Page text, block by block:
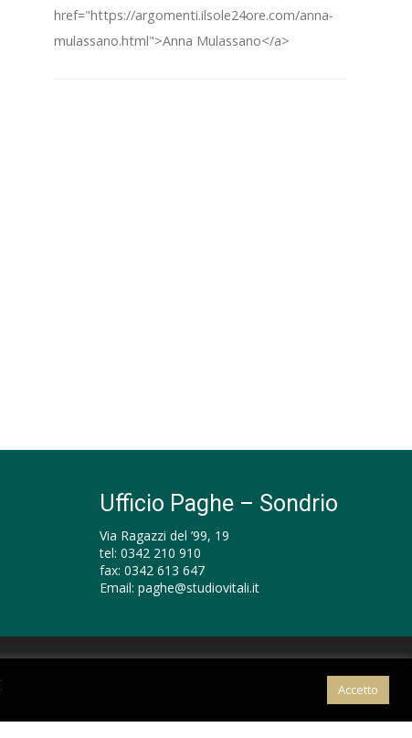
href="https://argomenti.ilsole24ore.com/anna-
mulassano.html">Anna Mulassano</a>
Ufficio Paghe – Sondrio
Via Ragazzi del ’99, 19
tel: 0342 210 910
fax: 0342 613 647
Email: paghe@studiovitali.it
Accetto